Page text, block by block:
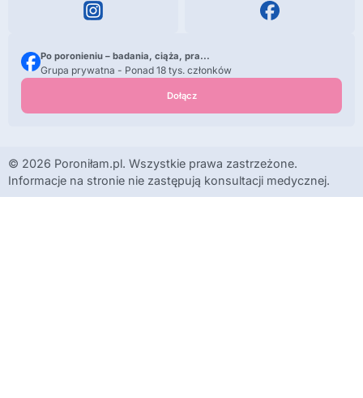
Po poronieniu – badania, ciąża, pra...
Grupa prywatna - Ponad 18 tys. członków
Dołącz
© 2026 Poroniłam.pl. Wszystkie prawa zastrzeżone.
Informacje na stronie nie zastępują konsultacji medycznej.